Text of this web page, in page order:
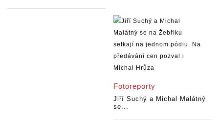
Fotoreporty
Jiří Suchý a Michal Malátný
se...